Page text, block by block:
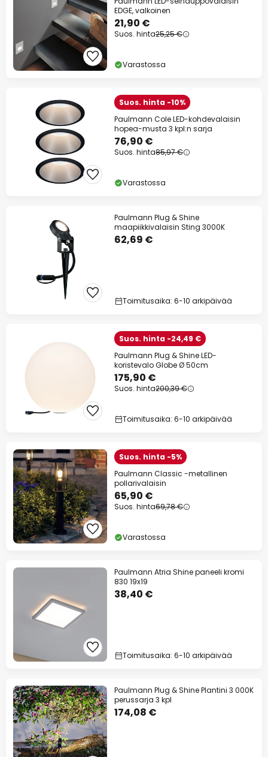
EDGE, valkoinen
21,90 €
Suos. hinta25,25 €
Varastossa
Suos. hinta -10%
Paulmann Cole LED-kohdevalaisin
hopea-musta 3 kpl:n sarja
76,90 €
Suos. hinta85,97 €
Varastossa
Paulmann Plug & Shine
maapiikkivalaisin Sting 3000K
62,69 €
Toimitusaika: 6-10 arkipäivää
Suos. hinta -24,49 €
Paulmann Plug & Shine LED-
koristevalo Globe Ø 50cm
175,90 €
Suos. hinta200,39 €
Toimitusaika: 6-10 arkipäivää
Suos. hinta -5%
Paulmann Classic -metallinen
pollarivalaisin
65,90 €
Suos. hinta69,78 €
Varastossa
Paulmann Atria Shine paneeli kromi
830 19x19
38,40 €
Toimitusaika: 6-10 arkipäivää
Paulmann Plug & Shine Plantini 3 000K
perussarja 3 kpl
174,08 €